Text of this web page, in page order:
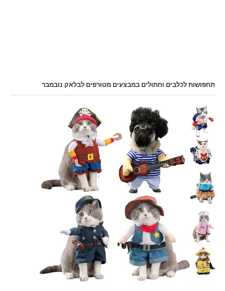
תחפושות לכלבים וחתולים במבצעים מטורפים לבלאק נובמבר